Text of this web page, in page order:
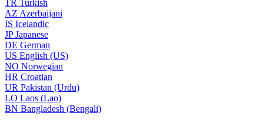
TR Turkish
AZ Azerbaijani
IS Icelandic
JPJapanese
DE German
US English (US)
NO Norwegian
HR Croatian
UR Pakistan (Urdu)
LO Laos (Lao)
BN Bangladesh (Bengali)